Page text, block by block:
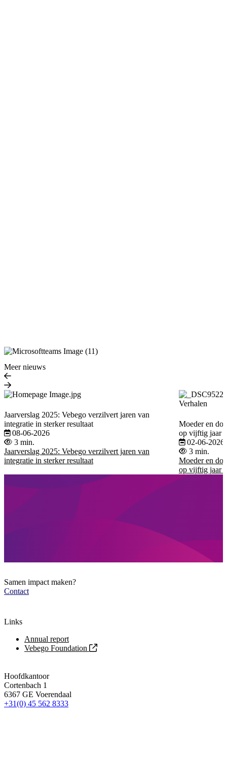
Meer nieuws
Jaarverslag 2025: Vebego verzilvert jaren van
integratie in sterker resultaat
08-06-2026
3 min.
Jaarverslag 2025: Vebego verzilvert jaren van
integratie in sterker resultaat
Verhalen
Moeder en
op vijftig jaar
02-06-2026
3 min.
Moeder en
op vijftig jaar
Samen impact maken?
Contact
Links
Annual report
Vebego Foundation
Hoofdkantoor
Cortenbach 1
6367 GE Voerendaal
+31(0) 45 562 8333